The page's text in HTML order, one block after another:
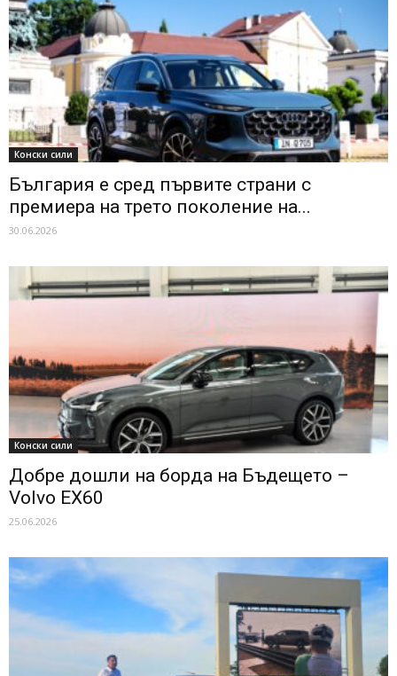
Конски сили
България е сред първите страни с
премиера на трето поколение на...
30.06.2026
Конски сили
Добре дошли на борда на Бъдещето –
Volvo EX60
25.06.2026